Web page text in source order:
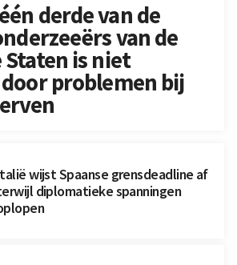
derde van de
van de
Staten is niet
problemen bij
wijst Spaanse grensdeadline af
diplomatieke spanningen